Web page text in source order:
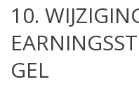
10.
GEL